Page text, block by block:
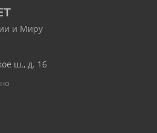
и Миру
ш., д. 16